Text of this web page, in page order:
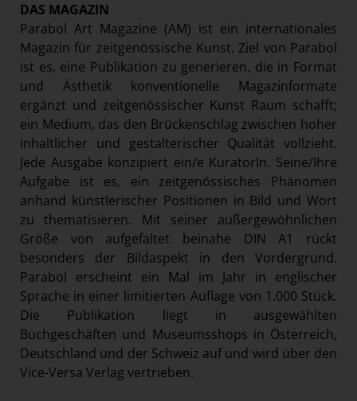
DAS MAGAZIN
Parabol Art Magazine (AM) ist ein internationales
Magazin für zeitgenössische Kunst. Ziel von Parabol
ist es, eine Publikation zu generieren, die in Format
und Ästhetik konventionelle Magazinformate
ergänzt und zeitgenössischer Kunst Raum schafft;
ein Medium, das den Brückenschlag zwischen hoher
inhaltlicher und gestalterischer Qualität vollzieht.
Jede Ausgabe konzipiert ein/e KuratorIn. Seine/Ihre
Aufgabe ist es, ein zeitgenössisches Phänomen
anhand künstlerischer Positionen in Bild und Wort
zu thematisieren. Mit seiner außergewöhnlichen
Größe von aufgefaltet beinahe DIN A1 rückt
besonders der Bildaspekt in den Vordergrund.
Parabol erscheint ein Mal im Jahr in englischer
Sprache in einer limitierten Auflage von 1.000 Stück.
Die Publikation liegt in ausgewählten
Buchgeschäften und Museumsshops in Österreich,
Deutschland und der Schweiz auf und wird über den
Vice-Versa Verlag vertrieben.